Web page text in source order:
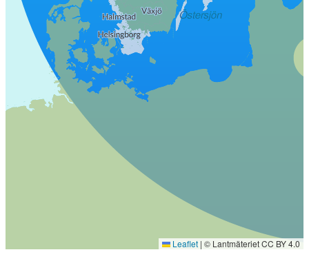
Leaflet | © Lantmäteriet CC BY 4.0